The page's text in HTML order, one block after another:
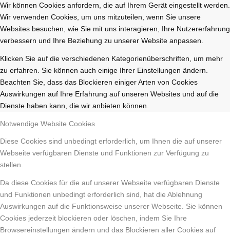
Wir können Cookies anfordern, die auf Ihrem Gerät eingestellt werden.
Wir verwenden Cookies, um uns mitzuteilen, wenn Sie unsere
Websites besuchen, wie Sie mit uns interagieren, Ihre Nutzererfahrung
verbessern und Ihre Beziehung zu unserer Website anpassen.
Klicken Sie auf die verschiedenen Kategorienüberschriften, um mehr
zu erfahren. Sie können auch einige Ihrer Einstellungen ändern.
Beachten Sie, dass das Blockieren einiger Arten von Cookies
Auswirkungen auf Ihre Erfahrung auf unseren Websites und auf die
Dienste haben kann, die wir anbieten können.
Notwendige Website Cookies
Diese Cookies sind unbedingt erforderlich, um Ihnen die auf unserer
Webseite verfügbaren Dienste und Funktionen zur Verfügung zu
stellen.
Da diese Cookies für die auf unserer Webseite verfügbaren Dienste
und Funktionen unbedingt erforderlich sind, hat die Ablehnung
Auswirkungen auf die Funktionsweise unserer Webseite. Sie können
Cookies jederzeit blockieren oder löschen, indem Sie Ihre
Browsereinstellungen ändern und das Blockieren aller Cookies auf